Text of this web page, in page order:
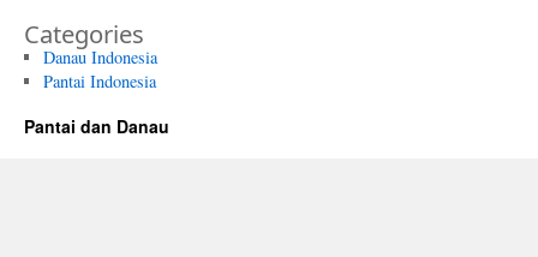
Categories
Danau Indonesia
Pantai Indonesia
Pantai dan Danau